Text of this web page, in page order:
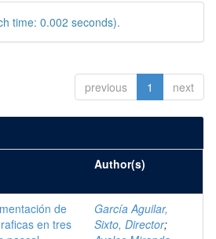
time: 0.002 seconds).
previous 1 next
Author(s)
de
en tres
García Aguilar,
Sixto, Director;